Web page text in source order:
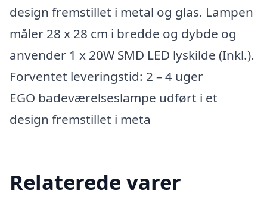
design fremstillet i metal og glas. Lampen
måler 28 x 28 cm i bredde og dybde og
anvender 1 x 20W SMD LED lyskilde (Inkl.).
Forventet leveringstid: 2 – 4 uger
EGO badeværelseslampe udført i et
design fremstillet i meta
Relaterede varer